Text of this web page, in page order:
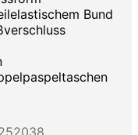
Bund